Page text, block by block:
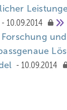
10.09.2014
10.09.2014